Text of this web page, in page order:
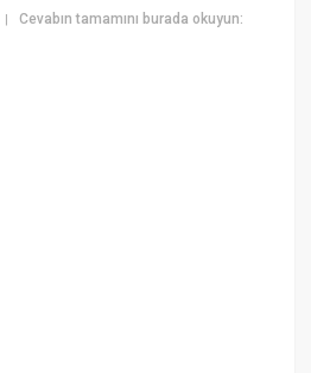
|Cevabın tamamını burada okuyun: